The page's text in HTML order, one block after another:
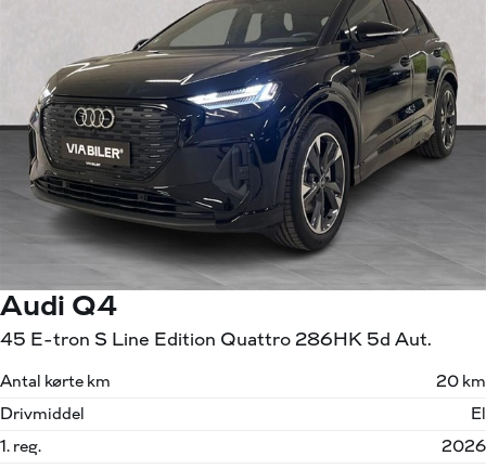
Audi Q4
45 E-tron S Line Edition Quattro 286HK 5d Aut.
Antal kørte km
20 km
Drivmiddel
El
1. reg.
2026